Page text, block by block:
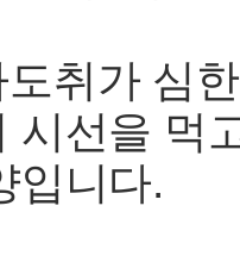
취가 심
시선을 먹
입니다.